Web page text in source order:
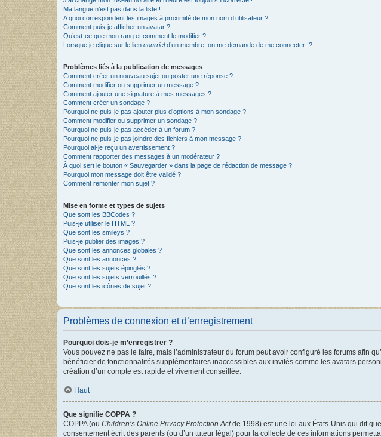
Ma langue n’est pas dans la liste !
A quoi correspondent les images à proximité de mon nom d’utilisateur ?
Comment puis-je afficher un avatar ?
Qu’est-ce que mon rang et comment le modifier ?
Lorsque je clique sur le lien courrield’un membre, on me demande de me connecter !?
Problèmes liés à la publication de messages
Comment créer un nouveau sujet ou poster une réponse ?
Comment modifier ou supprimer un message ?
Comment ajouter une signature à mes messages ?
Comment créer un sondage ?
Pourquoi ne puis-je pas ajouter plus d’options à mon sondage ?
Comment modifier ou supprimer un sondage ?
Pourquoi ne puis-je pas accéder à un forum ?
Pourquoi ne puis-je pas joindre des fichiers à mon message ?
Pourquoi ai-je reçu un avertissement ?
Comment rapporter des messages à un modérateur ?
À quoi sert le bouton « Sauvegarder » dans la page de rédaction de message ?
Pourquoi mon message doit être validé ?
Comment remonter mon sujet ?
Mise en forme et types de sujets
Que sont les BBCodes ?
Puis-je utiliser le HTML ?
Que sont les smileys ?
Puis-je publier des images ?
Que sont les annonces globales ?
Que sont les annonces ?
Que sont les sujets épinglés ?
Que sont les sujets verrouillés ?
Que sont les icônes de sujet ?
Problèmes de connexion et d’enregistrement
Pourquoi dois-je m’enregistrer ?
Vous pouvez ne pas le faire, mais l’administrateur du forum peut avoir configuré les forums afin
bénéficier de fonctionnalités supplémentaires inaccessibles aux invités comme les avatars
création d’un compte est rapide et vivement conseillée.
Haut
Que signifie COPPA ?
COPPA (ou Children’s Online Privacy Protection Actde 1998) est une loi aux États-Unis qui dit
consentement écrit des parents (ou d’un tuteur légal) pour la collecte de ces informations